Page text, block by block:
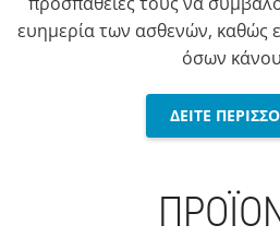
ευημερία των ασθενών, καθώς
όσων
ΔΕΙΤΕ